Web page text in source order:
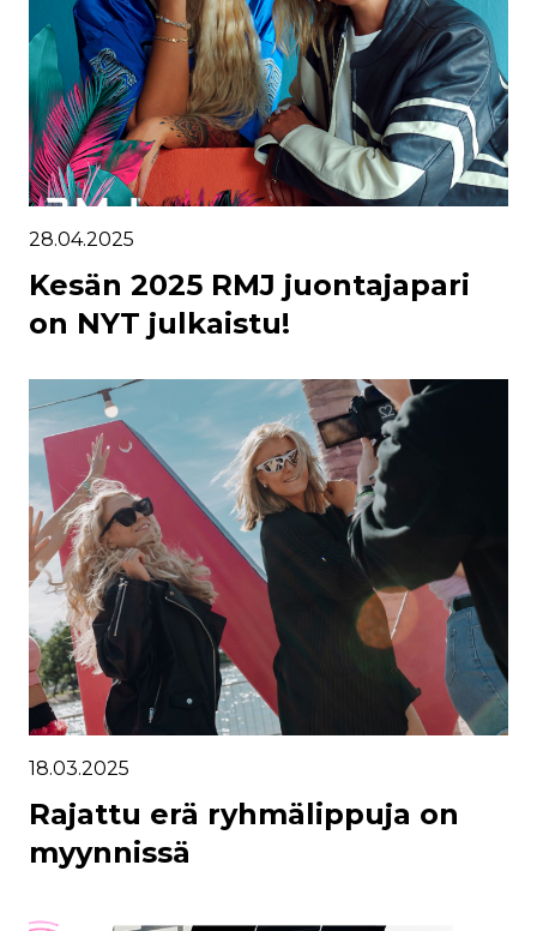
28.04.2025
Kesän 2025 RMJ juontajapari
on NYT julkaistu!
18.03.2025
Rajattu erä ryhmälippuja on
myynnissä